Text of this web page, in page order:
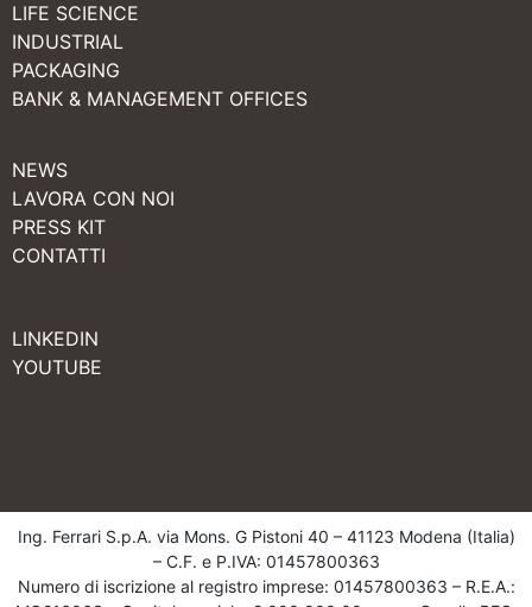
LIFE SCIENCE
INDUSTRIAL
PACKAGING
BANK & MANAGEMENT OFFICES
NEWS
LAVORA CON NOI
PRESS KIT
CONTATTI
LINKEDIN
YOUTUBE
Ing. Ferrari S.p.A. via Mons. G Pistoni 40 – 41123 Modena (Italia)
– C.F. e P.IVA: 01457800363
Numero di iscrizione al registro imprese: 01457800363 – R.E.A.: